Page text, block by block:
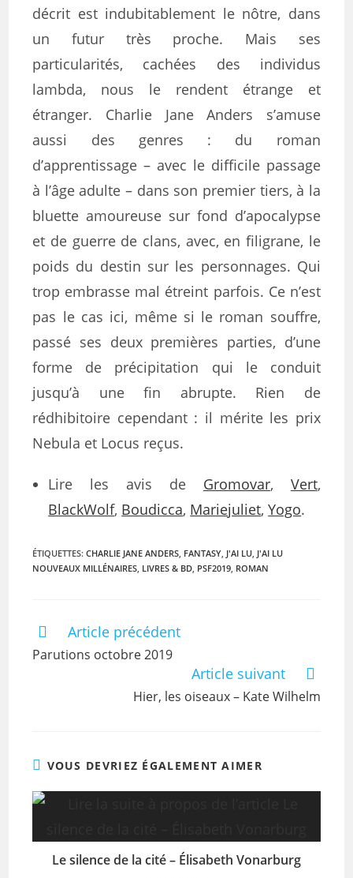
décrit est indubitablement le nôtre, dans
un futur très proche. Mais ses
particularités, cachées des individus
lambda, nous le rendent étrange et
étranger. Charlie Jane Anders s’amuse
aussi des genres : du roman
d’apprentissage – avec le difficile passage
à l’âge adulte – dans son premier tiers, à la
bluette amoureuse sur fond d’apocalypse
et de guerre de clans, avec, en filigrane, le
poids du destin sur les personnages. Qui
trop embrasse mal étreint parfois. Ce n’est
pas le cas ici, même si le roman souffre,
passé ses deux premières parties, d’une
forme de précipitation qui le conduit
jusqu’à une fin abrupte. Rien de
rédhibitoire cependant : il mérite les prix
Nebula et Locus reçus.
Lire les avis de Gromovar, Vert,
BlackWolf, Boudicca, Mariejuliet,Yogo.
ÉTIQUETTES:CHARLIE JANE ANDERS, FANTASY, J'AI LU, J'AI LU
NOUVEAUX MILLÉNAIRES, LIVRES & BD, PSF2019, ROMAN
Article précédent
Parutions octobre 2019
Article suivant
Hier, les oiseaux – Kate Wilhelm
VOUS DEVRIEZ ÉGALEMENT AIMER
Le silence de la cité – Élisabeth Vonarburg